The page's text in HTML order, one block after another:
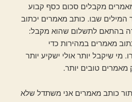
מקבלים סכום כסף קבוע
שבו. כותב מאמרים יכתוב
בהתאם לתשלום שהוא מקבל:
מאמרים במהירות כדי
שיקבל יותר אולי ישקיע יותר
מאמרים טובים יותר.
כותב מאמרים אני משתדל שלא